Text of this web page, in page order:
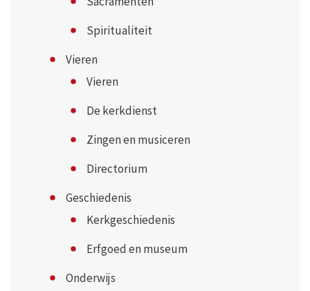
Spiritualiteit
Vieren
Vieren
De kerkdienst
Zingen en musiceren
Directorium
Geschiedenis
Kerkgeschiedenis
Erfgoed en museum
Onderwijs